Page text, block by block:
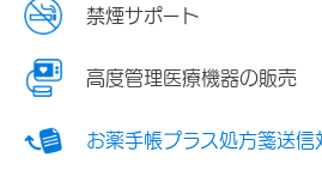
禁煙サポート
高度管理医療機器の販売
お薬手帳プラス処方箋送信